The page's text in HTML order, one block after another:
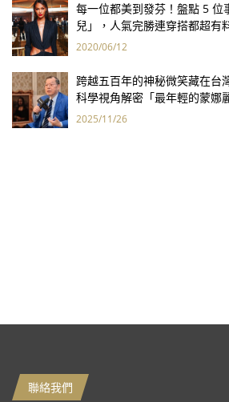
每一位都美到發芬！盤點 5 位
兒」，人氣完勝連穿搭都超有
2020/06/12
跨越五百年的神秘微笑藏在台
科學視角解密「最年輕的蒙娜
2025/11/26
聯絡我們